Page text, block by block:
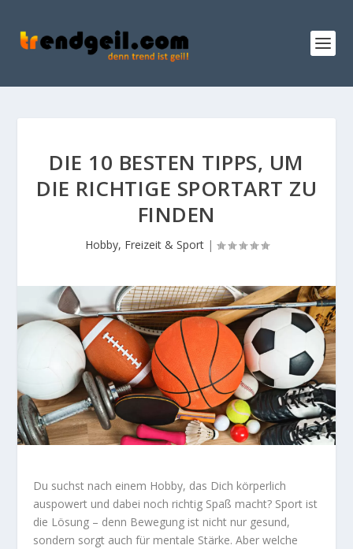
DIE 10 BESTEN TIPPS, UM
DIE RICHTIGE SPORTART ZU
FINDEN
Hobby, Freizeit & Sport|
Du suchst nach einem Hobby, das Dich körperlich
auspowert und dabei noch richtig Spaß macht? Sport ist
die Lösung – denn Bewegung ist nicht nur gesund,
sondern sorgt auch für mentale Stärke. Aber welche